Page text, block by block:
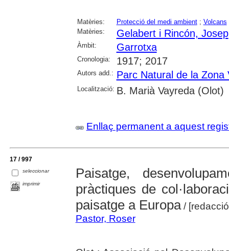
Matèries: Protecció del medi ambient; Volcans
Matèries:
Gelabert i Rincón, Josep
Àmbit: Garrotxa
Cronologia: 1917; 2017
Autors add.: Parc Natural de la Zona
Localització: B. Marià Vayreda (Olot)
Enllaç permanent a aquest
17 / 997
seleccionar
imprimir
Paisatge,
pràctiques de
paisatge a Europa/
Pastor, Roser